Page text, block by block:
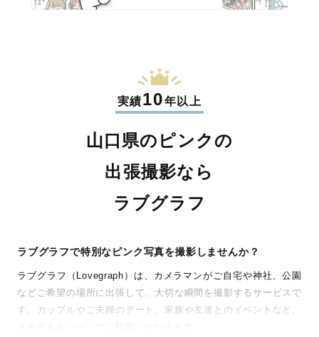
実績10年以上
山口県のピンクの
出張撮影なら
ラブグラフ
ラブグラフで特別なピンク写真を撮影しませんか？
ラブグラフ（Lovegraph）は、カメラマンがご自宅や神社、公園
などご希望の場所に出張して、大切な瞬間を撮影するサービスで
す。カップルやご夫婦のデート、家族や友達とのイベントなど、